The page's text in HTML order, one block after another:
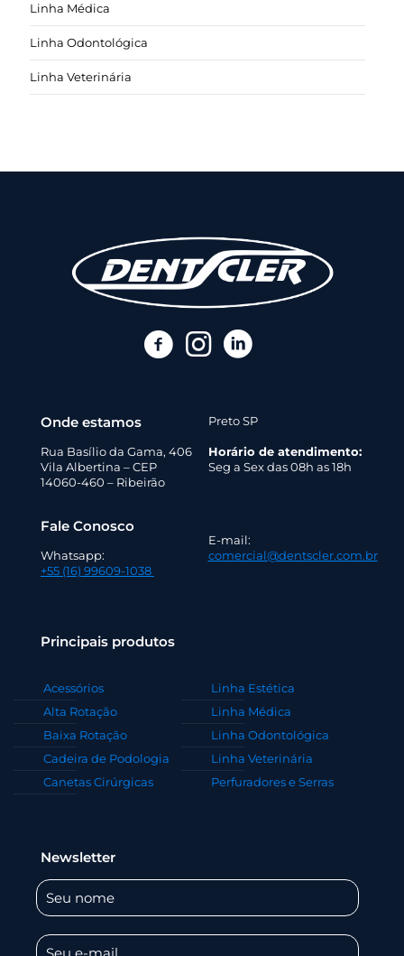
Linha Médica
Linha Odontológica
Linha Veterinária
Onde estamos
Rua Basílio da Gama, 406
Vila Albertina – CEP
14060-460 – Ribeirão
Preto SP
Horário de atendimento:
Seg a Sex das 08h as 18h
Fale Conosco
Whatsapp:
+55 (16) 99609-1038
E-mail:
comercial@dentscler.com.br
Principais produtos
Acessórios
Alta Rotação
Baixa Rotação
Cadeira de Podologia
Canetas Cirúrgicas
Linha Estética
Linha Médica
Linha Odontológica
Linha Veterinária
Perfuradores e Serras
Newsletter